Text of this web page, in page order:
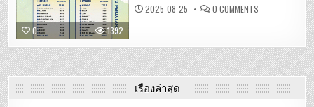
ให้
บริการ
0 1392
2025-08-25 0 COMMENTSON
รถไฟ
KL
SENTRAL
ไป
KLUANG
เริ่ม
ให้
บริการ
เรื่องล่าสุด